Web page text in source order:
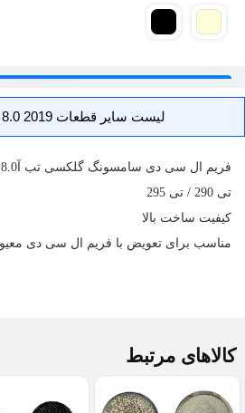
لیست سایر قطعات Galaxy Tab A 8.0 2019
فریم ال سی دی سامسونگ گلکسی تب آ8.0 2019
تی 290 / تی 295
کیفیت ساخت بالا
مناسب برای تعویض با فریم ال سی دی
کالاهای مرتبط